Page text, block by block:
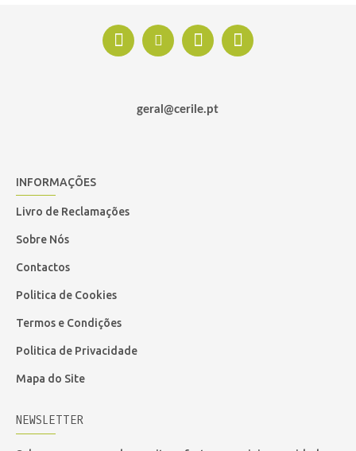
geral@cerile.pt
INFORMAÇÕES
Livro de Reclamações
Sobre Nós
Contactos
Politica de Cookies
Termos e Condições
Politica de Privacidade
Mapa do Site
NEWSLETTER